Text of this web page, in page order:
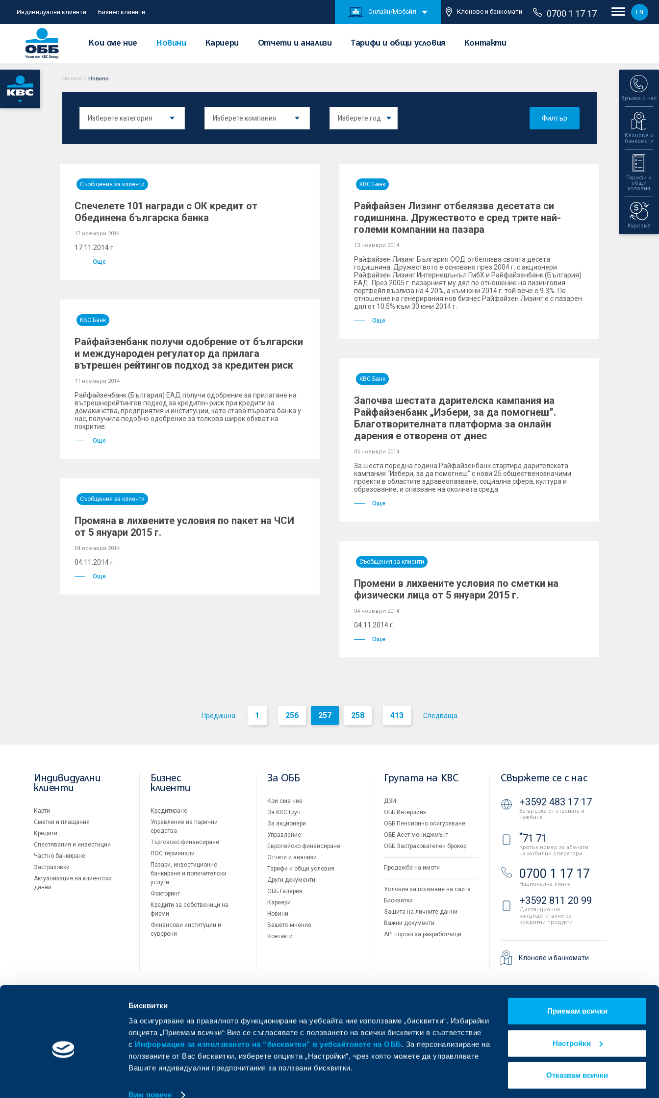
Бисквитки
За осигуряване на правилното функциониране на уебсайта ние използваме „бисквитки“. Избирайки
опцията „Приемам всички“ Вие се съгласявате с ползването на всички бисквитки в съответствие
с Информация за използването на “бисквитки” в уебсайтовете на ОББ. За персонализиране на
ползваните от Вас бисквитки, изберете опцията „Настройки“, чрез която можете да управлявате
Вашите индивидуални предпочитания за ползвани бисквитки.
Виж повече
Приемам всички
Настройки
Отказвам всички
Индивидуални клиенти Бизнес клиенти Онлайн/Мобайл Клонове и банкомати 0700 1 17 17 EN
Кои сме ние Новини Кариери Отчети и анализи Тарифи и общи условия Контакти
Връзка с нас
Клонове и
банкомати
Тарифи и
общи
условия
Курсове
Начало / Новини
Филтър
Съобщения за клиенти
Спечелете 101 награди с ОК кредит от
Обединена българска банка
17 ноември 2014
17.11.2014 г.
Още
KBC Банк
Райфайзен Лизинг отбелязва десетата си
годишнина. Дружеството е сред трите най-
големи компании на пазара
13 ноември 2014
Райфайзен Лизинг България ООД отбелязва своята десета
годишнина. Дружеството е основано през 2004 г. с акционери
Райфайзен Лизинг Интернешънъл ГмбХ и Райфайзенбанк (България)
ЕАД. През 2005 г. пазарният му дял по отношение на лизинговия
портфейл възлиза на 4.20%, а към юни 2014 г. той вече е 9.3%. По
отношение на генерирания нов бизнес Райфайзен Лизинг е с пазарен
дял от 10.5% към 30 юни 2014 г.
Още
KBC Банк
Райфайзенбанк получи одобрение от български
и международен регулатор да прилага
вътрешен рейтингов подход за кредитен риск
11 ноември 2014
Райфайзенбанк (България) ЕАД получи одобрение за прилагане на
вътрешнорейтингов подход за кредитен риск при кредити за
домакинства, предприятия и институции, като става първата банка у
нас, получила подобно одобрение за толкова широк обхват на
покритие.
Още
KBC Банк
Започва шестата дарителска кампания на
Райфайзенбанк „Избери, за да помогнеш”.
Благотворителната платформа за онлайн
дарения е отворена от днес
05 ноември 2014
За шеста поредна година Райфайзенбанк стартира дарителската
кампания “Избери, за да помогнеш” с нови 25 общественозначими
проекти в областите здравеопазване, социална сфера, култура и
образование, и опазване на околната среда.
Още
Съобщения за клиенти
Промяна в лихвените условия по пакет на ЧСИ
от 5 януари 2015 г.
04 ноември 2014
04.11.2014 г.
Още
Съобщения за клиенти
Промени в лихвените условия по сметки на
физически лица от 5 януари 2015 г.
04 ноември 2014
04.11.2014 г.
Още
Предишна 1 ... 256 257 258 ... 413 Следваща
Индивидуални
клиенти
Карти
Сметки и плащания
Кредити
Спестявания и инвестиции
Частно банкиране
Застраховки
Актуализация на клиентски
данни
Бизнес
клиенти
Кредитиране
Управление на парични
средства
Търговско финансиране
ПОС терминали
Пазари, инвестиционно
банкиране и попечителски
услуги
Факторинг
Кредити за собственици на
фирми
Финансови институции и
суверени
За ОББ
Кои сме ние
За KBC Груп
За акционери
Управление
Европейско финансиране
Отчети и анализи
Тарифи и общи условия
Други документи
ОББ Галерия
Кариери
Новини
Вашето мнение
Контакти
Групата на KBC
ДЗИ
ОББ Интерлийз
ОББ Пенсионно осигуряване
ОББ Асет мениджмънт
ОББ Застрахователен брокер
Продажба на имоти
Условия за ползване на сайта
Бисквитки
Защита на личните данни
Важни документи
API портал за разработчици
Свържете се с нас
+3592 483 17 17
За връзка от страната и
чужбина
*71 71
Кратък номер за абонати
на мобилни оператори
0700 1 17 17
Национална линия
+3592 811 20 99
Дистанционно
кандидатстване за
кредитни продукти
Клонове и банкомати
ОББ Мобайл
Намерете ни в социалните мрежи: